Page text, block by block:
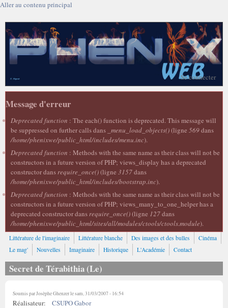
Aller au contenu principal
Se connecter
Message d'erreur
Deprecated function : The each() function is deprecated. This message will
be suppressed on further calls dans _menu_load_objects()(ligne 569dans
/home/phenixwe/public_html/includes/menu.inc).
Deprecated function : Methods with the same name as their class will not be
constructors in a future version of PHP; views_display has a deprecated
constructor dansrequire_once()(ligne 3157dans
/home/phenixwe/public_html/includes/bootstrap.inc).
Deprecated function : Methods with the same name as their class will not be
constructors in a future version of PHP; views_many_to_one_helper has a
deprecated constructor dansrequire_once()(ligne 127dans
/home/phenixwe/public_html/sites/all/modules/ctools/ctools.module).
Littérature de l'imaginaire Littérature blanche Des images et des bulles
Cinéma
Le mag'
Nouvelles Imaginaire Historique L'Académie Contact
Secret de Térabithia (Le)
Soumis parJosèphe Ghenzerle sam, 31/03/2007 - 16:54
Réalisateur:
CSUPO Gabor